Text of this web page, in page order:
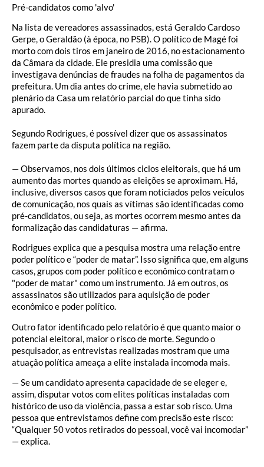
Pré-candidatos como 'alvo'
Na lista de vereadores assassinados, está Geraldo Cardoso
Gerpe, o Geraldão (à época, no PSB). O político de Magé foi
morto com dois tiros em janeiro de 2016, no estacionamento
da Câmara da cidade. Ele presidia uma comissão que
investigava denúncias de fraudes na folha de pagamentos da
prefeitura. Um dia antes do crime, ele havia submetido ao
plenário da Casa um relatório parcial do que tinha sido
apurado.
Segundo Rodrigues, é possível dizer que os assassinatos
fazem parte da disputa política na região.
— Observamos, nos dois últimos ciclos eleitorais, que há um
aumento das mortes quando as eleições se aproximam. Há,
inclusive, diversos casos que foram noticiados pelos veículos
de comunicação, nos quais as vítimas são identificadas como
pré-candidatos, ou seja, as mortes ocorrem mesmo antes da
formalização das candidaturas — afirma.
Rodrigues explica que a pesquisa mostra uma relação entre
poder político e “poder de matar”. Isso significa que, em alguns
casos, grupos com poder político e econômico contratam o
"poder de matar" como um instrumento. Já em outros, os
assassinatos são utilizados para aquisição de poder
econômico e poder político.
Outro fator identificado pelo relatório é que quanto maior o
potencial eleitoral, maior o risco de morte. Segundo o
pesquisador, as entrevistas realizadas mostram que uma
atuação política ameaça a elite instalada incomoda mais.
— Se um candidato apresenta capacidade de se eleger e,
assim, disputar votos com elites políticas instaladas com
histórico de uso da violência, passa a estar sob risco. Uma
pessoa que entrevistamos define com precisão este risco:
“Qualquer 50 votos retirados do pessoal, você vai incomodar”
— explica.